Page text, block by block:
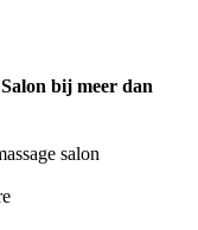
bij meer dan
salon